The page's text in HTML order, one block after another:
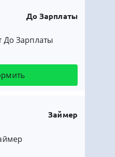
До Зарплаты
До Зарплаты
Займер